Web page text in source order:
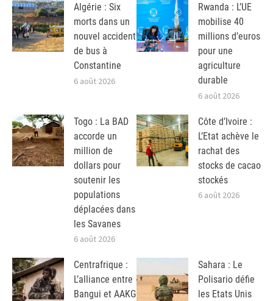
Algérie : Six
morts dans un
nouvel accident
de bus à
Constantine
6 août 2026
Rwanda : L’UE
mobilise 40
millions d’euros
pour une
agriculture
durable
6 août 2026
Togo : La BAD
accorde un
million de
dollars pour
soutenir les
populations
déplacées dans
les Savanes
6 août 2026
Côte d’Ivoire :
L’Etat achève le
rachat des
stocks de cacao
stockés
6 août 2026
Centrafrique :
L’alliance entre
Bangui et AAKG
Sahara : Le
Polisario défie
les Etats Unis